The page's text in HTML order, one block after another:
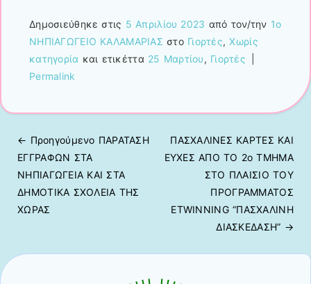
Δημοσιεύθηκε στις 5 Απριλίου 2023 από τον/την 1ο
ΝΗΠΙΑΓΩΓΕΙΟ ΚΑΛΑΜΑΡΙΑΣ στο Γιορτές,Χωρίς
κατηγορία και ετικέττα 25 Μαρτίου, Γιορτές
Permalink
Πλοήγηση άρθρων
← Προηγούμενo ΠΑΡΑΤΑΣΗ
ΕΓΓΡΑΦΩΝ ΣΤΑ
ΝΗΠΙΑΓΩΓΕΙΑ ΚΑΙ ΣΤΑ
ΔΗΜΟΤΙΚΑ ΣΧΟΛΕΙΑ ΤΗΣ
ΧΩΡΑΣ
ΠΑΣΧΑΛΙΝΕΣ ΚΑΡΤΕΣ ΚΑΙ
ΕΥΧΕΣ ΑΠΟ ΤΟ 2ο ΤΜΗΜΑ
ΣΤΟ ΠΛΑΙΣΙΟ ΤΟΥ
ΠΡΟΓΡΑΜΜΑΤΟΣ
ETWINNING “ΠΑΣΧΑΛΙΝΗ
ΔΙΑΣΚΕΔΑΣΗ” →